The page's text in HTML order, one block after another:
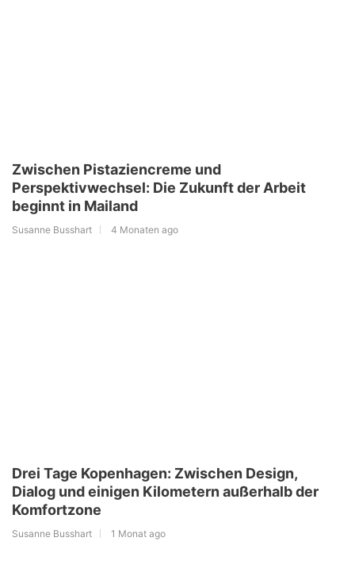
Zwischen Pistaziencreme und
Perspektivwechsel: Die Zukunft der Arbeit
beginnt in Mailand
Susanne Busshart 4 Monaten ago
Drei Tage Kopenhagen: Zwischen Design,
Dialog und einigen Kilometern außerhalb der
Komfortzone
Susanne Busshart 1 Monat ago